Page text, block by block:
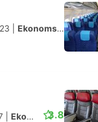
Ekonomska klasa
Ekonomska klasa 3.8